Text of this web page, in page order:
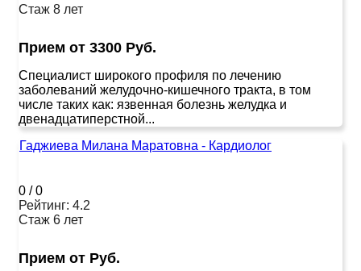
Стаж 8 лет
Прием от 3300 Руб.
Специалист широкого профиля по лечению
заболеваний желудочно-кишечного тракта, в том
числе таких как: язвенная болезнь желудка и
двенадцатиперстной...
Гаджиева Милана Маратовна - Кардиолог
0 /0
Рейтинг: 4.2
Стаж 6 лет
Прием от Руб.